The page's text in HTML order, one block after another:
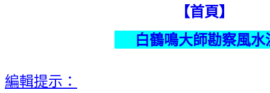
【首頁】
白鶴鳴大師勘察風水
編輯提示：